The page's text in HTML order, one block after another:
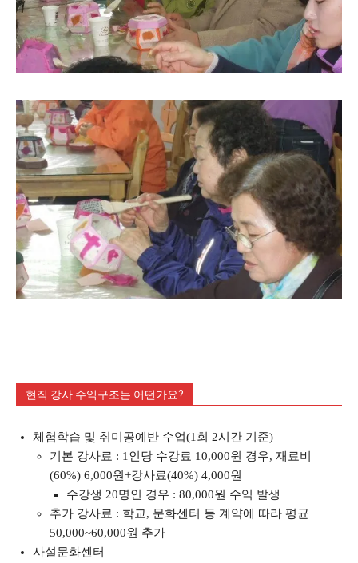
현직 강사 수익구조는 어떤가요?
체험학습 및 취미공예반 수업(1회 2시간 기준)
기본 강사료 : 1인당 수강료 10,000원 경우, 재료비
(60%) 6,000원+강사료(40%) 4,000원
수강생 20명인 경우 : 80,000원 수익 발생
추가 강사료 : 학교, 문화센터 등 계약에 따라 평균
50,000~60,000원 추가
사설문화센터